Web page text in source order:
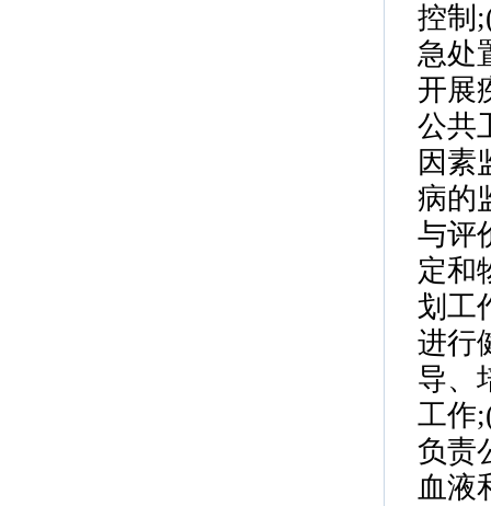
控制
急处
开展
公共
因素
病的
与评
定和
划工
进行
导、
工作
负责
血液